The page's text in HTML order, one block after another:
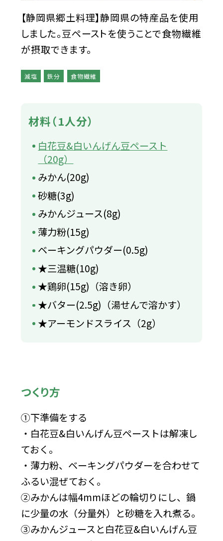
【静岡県郷土料理】静岡県の特産品を使用
しました。豆ペーストを使うことで食物繊維
が摂取できます。
減塩 鉄分 食物繊維
材料（1人分）
白花豆&白いんげん豆ペースト
（20g）
みかん(20g)
砂糖(3g)
みかんジュース(8g)
薄力粉(15g)
ベーキングパウダー(0.5g)
★三温糖(10g)
★鶏卵(15g)（溶き卵）
★バター(2.5g)（湯せんで溶かす）
★アーモンドスライス（2g）
つくり方
①下準備をする
・白花豆&白いんげん豆ペーストは解凍し
ておく。
・薄力粉、ベーキングパウダーを合わせて
ふるい混ぜておく。
②みかんは幅4mmほどの輪切りにし、鍋
に少量の水（分量外）と砂糖を入れ煮る。
③みかんジュースと白花豆&白いんげん豆